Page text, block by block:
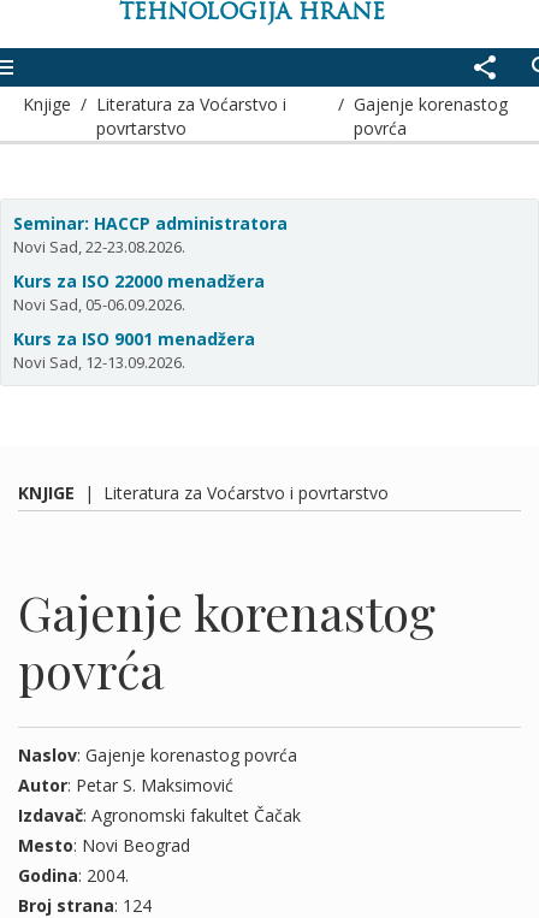
TEHNOLOGIJA HRANE
share
Knjige / Literatura za Voćarstvo i
povrtarstvo
/Gajenje korenastog
povrća
Seminar: HACCP administratora
Novi Sad, 22-23.08.2026.
Kurs za ISO 22000 menadžera
Novi Sad, 05-06.09.2026.
Kurs za ISO 9001 menadžera
Novi Sad, 12-13.09.2026.
KNJIGE | Literatura za Voćarstvo i povrtarstvo
Gajenje korenastog
povrća
Naslov: Gajenje korenastog povrća
Autor: Petar S. Maksimović
Izdavač: Agronomski fakultet Čačak
Mesto: Novi Beograd
Godina: 2004.
Broj strana: 124